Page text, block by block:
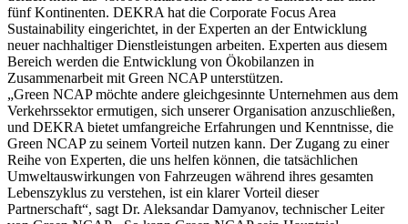
fünf Kontinenten. DEKRA hat die Corporate Focus Area
Sustainability eingerichtet, in der Experten an der Entwicklung
neuer nachhaltiger Dienstleistungen arbeiten. Experten aus diesem
Bereich werden die Entwicklung von Ökobilanzen in
Zusammenarbeit mit Green NCAP unterstützen.
„Green NCAP möchte andere gleichgesinnte Unternehmen aus dem
Verkehrssektor ermutigen, sich unserer Organisation anzuschließen,
und DEKRA bietet umfangreiche Erfahrungen und Kenntnisse, die
Green NCAP zu seinem Vorteil nutzen kann. Der Zugang zu einer
Reihe von Experten, die uns helfen können, die tatsächlichen
Umweltauswirkungen von Fahrzeugen während ihres gesamten
Lebenszyklus zu verstehen, ist ein klarer Vorteil dieser
Partnerschaft“, sagt Dr. Aleksandar Damyanov, technischer Leiter